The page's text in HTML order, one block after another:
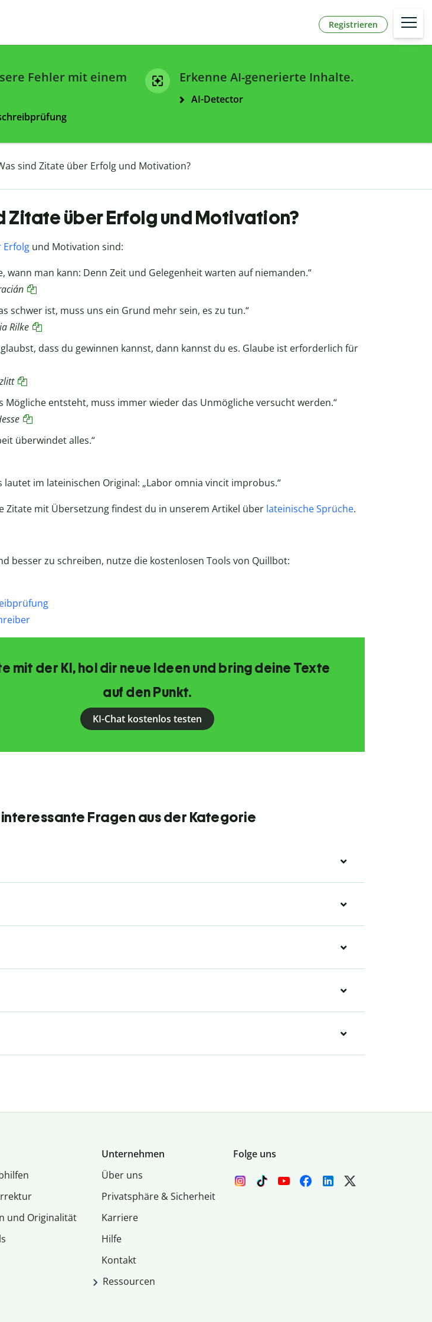
Registrieren
Fehler mit einem
Erkenne AI-generierte Inhalte.
AI-Detector
sind Zitate über Erfolg und Motivation?
Zitate über Erfolg und Motivation?
Erfolgund Motivation sind:
wann man kann: Denn Zeit und Gelegenheit warten auf niemanden.“
schwer ist, muss uns ein Grund mehr sein, es zu tun.“
Rilke
dass du gewinnen kannst, dann kannst du es. Glaube ist erforderlich für
Mögliche entsteht, muss immer wieder das Unmögliche versucht werden.“
überwindet alles.“
lautet im lateinischen Original: „Labor omnia vincit improbus.“
Zitate mit Übersetzung findest du in unserem Artikel über lateinische Sprüche.
besser zu schreiben, nutze die kostenlosen Tools von Quillbot:
mit der KI, hol dir neue Ideen und bring deine Texte
auf den Punkt.
KI-Chat kostenlos testen
Fragen aus der Kategorie
und Originalität
Unternehmen
Über uns
Privatsphäre & Sicherheit
Karriere
Hilfe
Kontakt
Ressourcen
Folge uns